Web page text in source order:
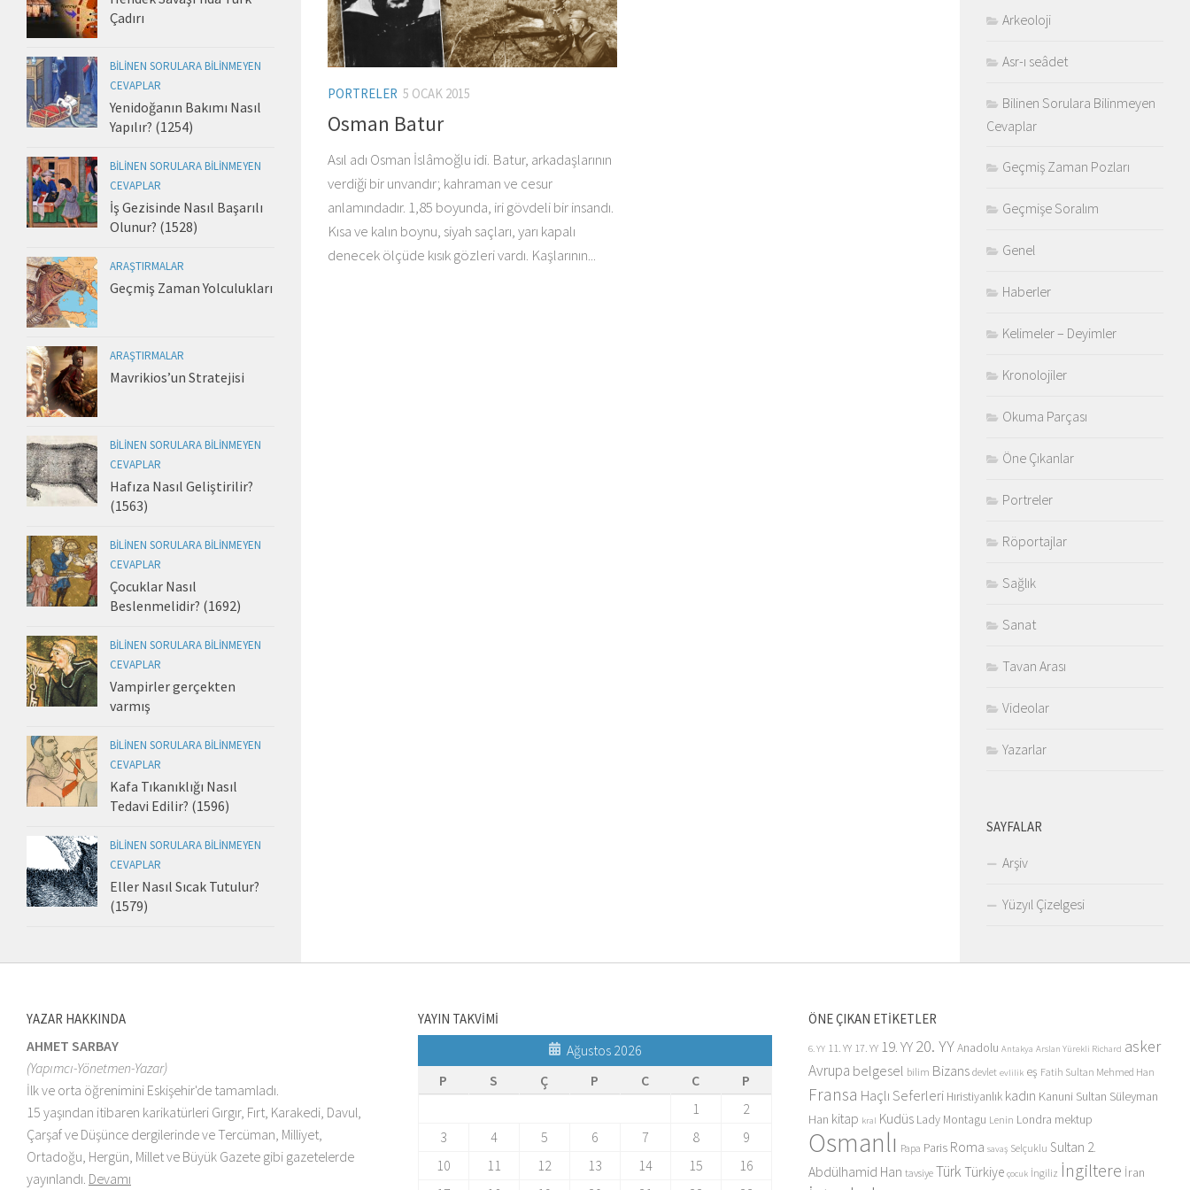
PORTRELER 5 OCAK 2015
Osman Batur
Asıl adı Osman İslâmoğlu idi. Batur, arkadaşlarının
verdiği bir unvandır; kahraman ve cesur
anlamındadır. 1,85 boyunda, iri gövdeli bir insandı.
Kısa ve kalın boynu, siyah saçları, yarı kapalı
denecek ölçüde kısık gözleri vardı. Kaşlarının...
Çadırı
BILINEN SORULARA BILINMEYEN
CEVAPLAR
Yenidoğanın Bakımı Nasıl
Yapılır? (1254)
BILINEN SORULARA BILINMEYEN
CEVAPLAR
İş Gezisinde Nasıl Başarılı
Olunur? (1528)
ARAŞTIRMALAR
Geçmiş Zaman Yolculukları
ARAŞTIRMALAR
Mavrikios’un Stratejisi
BILINEN SORULARA BILINMEYEN
CEVAPLAR
Hafıza Nasıl Geliştirilir?
(1563)
BILINEN SORULARA BILINMEYEN
CEVAPLAR
Çocuklar Nasıl
Beslenmelidir? (1692)
BILINEN SORULARA BILINMEYEN
CEVAPLAR
Vampirler gerçekten
varmış
BILINEN SORULARA BILINMEYEN
CEVAPLAR
Kafa Tıkanıklığı Nasıl
Tedavi Edilir? (1596)
BILINEN SORULARA BILINMEYEN
CEVAPLAR
Eller Nasıl Sıcak Tutulur?
(1579)
Arkeoloji
Asr-ı seâdet
Bilinen Sorulara Bilinmeyen
Cevaplar
Geçmiş Zaman Pozları
Geçmişe Soralım
Genel
Haberler
Kelimeler – Deyimler
Kronolojiler
Okuma Parçası
Öne Çıkanlar
Portreler
Röportajlar
Sağlık
Sanat
Tavan Arası
Videolar
Yazarlar
SAYFALAR
Arşiv
Yüzyıl Çizelgesi
YAZAR HAKKINDA
AHMET SARBAY
(Yapımcı-Yönetmen-Yazar)
İlk ve orta öğrenimini Eskişehir'de tamamladı.
15 yaşından itibaren karikatürleri Gırgır, Fırt, Karakedi, Davul,
Çarşaf ve Düşünce dergilerinde ve Tercüman, Milliyet,
Ortadoğu, Hergün, Millet ve Büyük Gazete gibi gazetelerde
yayınlandı. Devamı
YAYIN TAKVİMİ
Ağustos 2026
P
S Ç P C C
P
1
2
3
4 5 6 7 8
9
10
11 12 13 14 15
16
ÖNE ÇIKAN ETİKETLER
6. YY 11. YY 17. YY 19. YY20. YYAnadolu Antakya Arslan Yürekli Richard asker
Avrupa belgesel bilim Bizans devlet evlilik eş Fatih Sultan Mehmed Han
Fransa Haçlı Seferleri Hıristiyanlık kadın Kanuni Sultan Süleyman
Han kitap kral Kudüs Lady Montagu Lenin Londra mektup
Osmanlı Papa Paris Roma savaş Selçuklu Sultan 2.
Abdülhamid Han tavsiye Türk Türkiye çocuk İngiliz İngiltere İran